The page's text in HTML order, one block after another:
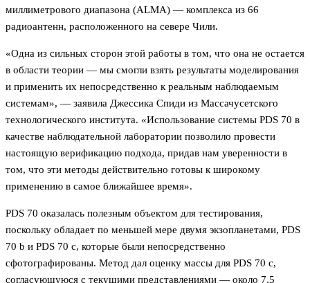
миллиметрового диапазона (ALMA) — комплекса из 66
радиоантенн, расположенного на севере Чили.
«Одна из сильных сторон этой работы в том, что она не остается
в области теории — мы смогли взять результаты моделирования
и применить их непосредственно к реальным наблюдаемым
системам», — заявила Джессика Спиди из Массачусетского
технологического института. «Использование системы PDS 70 в
качестве наблюдательной лаборатории позволило провести
настоящую верификацию подхода, придав нам уверенности в
том, что эти методы действительно готовы к широкому
применению в самое ближайшее время».
PDS 70 оказалась полезным объектом для тестирования,
поскольку обладает по меньшей мере двумя экзопланетами, PDS
70 b и PDS 70 c, которые были непосредственно
сфотографированы. Метод дал оценку массы для PDS 70 c,
согласующуюся с текущими представлениями — около 7,5